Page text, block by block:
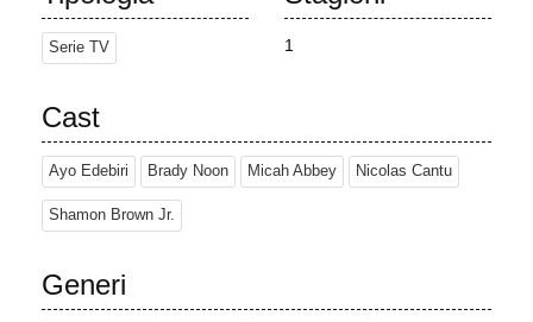
Serie TV 1
Cast
Ayo Edebiri Brady Noon Micah Abbey Nicolas Cantu
Shamon Brown Jr.
Generi